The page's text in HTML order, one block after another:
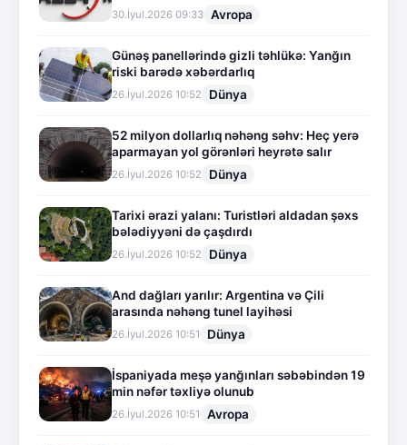
30.İyul.2026 09:33 Avropa
Günəş panellərində gizli təhlükə: Yanğın
riski barədə xəbərdarlıq
26.İyul.2026 10:52 Dünya
52 milyon dollarlıq nəhəng səhv: Heç yerə
aparmayan yol görənləri heyrətə salır
26.İyul.2026 10:52 Dünya
Tarixi ərazi yalanı: Turistləri aldadan şəxs
bələdiyyəni də çaşdırdı
26.İyul.2026 10:52 Dünya
And dağları yarılır: Argentina və Çili
arasında nəhəng tunel layihəsi
26.İyul.2026 10:51 Dünya
İspaniyada meşə yanğınları səbəbindən 19
min nəfər təxliyə olunub
26.İyul.2026 10:51 Avropa